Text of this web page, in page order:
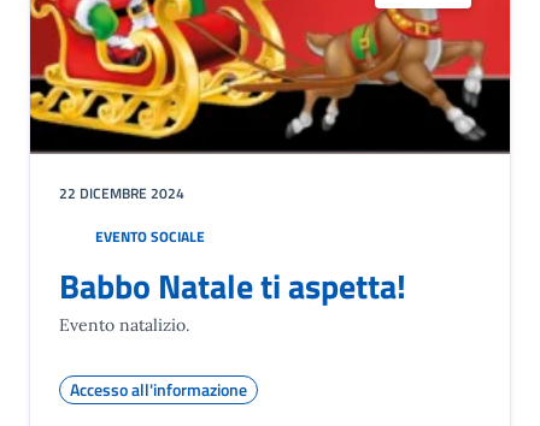
22 DICEMBRE 2024
EVENTO SOCIALE
Babbo Natale ti aspetta!
Evento natalizio.
Accesso all'informazione